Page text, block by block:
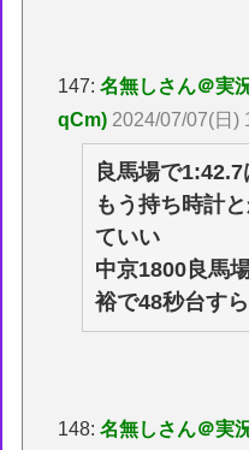
147:名無しさん＠実
qCm) 2024/07/07(日)
良馬場で
もう持ち時計
ていい
中京1800良馬
裕で48秒台す
148:名無しさん＠実